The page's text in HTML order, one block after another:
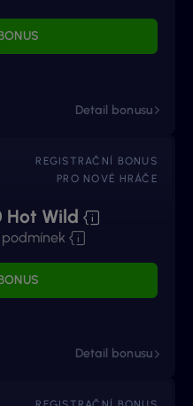
Detail bonusu
REGISTRAČNÍ BONUS
PRO NOVÉ HRÁČE
Hot Wild
Detail bonusu